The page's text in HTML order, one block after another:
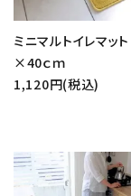
ミニマルトイレマッ
×40ｃｍ
1,120円(税込)